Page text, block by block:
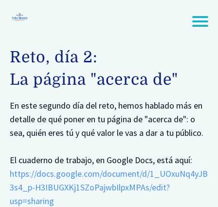
Reto, día 2:
La página "acerca de"
En este segundo día del reto, hemos hablado más en
detalle de qué poner en tu página de "acerca de": o
sea, quién eres tú y qué valor le vas a dar a tu público.
El cuaderno de trabajo, en Google Docs, está aquí:
https://docs.google.com/document/d/1_UOxuNq4yJB
3s4_p-H3IBUGXKj1SZoPajwbIlpxMPAs/edit?
usp=sharing